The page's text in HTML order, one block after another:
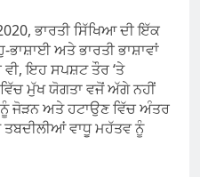
ਭਾਰਤੀ ਸਿੱਖਿਆ ਦੀ ਇੱਕ
ਅਤੇ ਭਾਰਤੀ ਭਾਸ਼ਾਵਾਂ
ਵੀ, ਇਹ ਸਪਸ਼ਟ ਤੌਰ ‘ਤੇ
ਮੁੱਖ ਯੋਗਤਾ ਵਜੋਂ ਅੱਗੇ ਨਹੀਂ
ਨੂੰ ਜੋੜਨ ਅਤੇ ਹਟਾਉਣ ਵਿੱਚ ਅੰਤਰ
ਵਾਧੂ ਮਹੱਤਵ ਨੂੰ